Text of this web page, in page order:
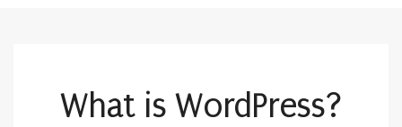
What is WordPress?